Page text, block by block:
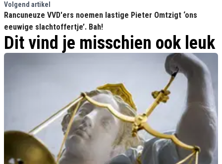
Volgend artikel
Rancuneuze VVD'ers noemen lastige Pieter Omtzigt ‘ons
eeuwige slachtoffertje’. Bah!
Dit vind je misschien ook leuk